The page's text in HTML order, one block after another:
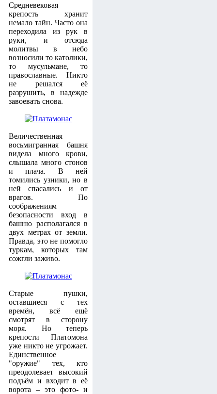
Средневековая
крепость хранит
немало тайн. Часто она
переходила из рук в
руки, и отсюда
молитвы в небо
возносили то католики,
то мусульмане, то
православные. Никто
не решался её
разрушить, в надежде
завоевать снова.
Величественная
восьмигранная башня
видела много крови,
слышала много стонов
и плача. В ней
томились узники, но в
ней спасались и от
врагов. По
соображениям
безопасности вход в
башню располагался в
двух метрах от земли.
Правда, это не помогло
туркам, которых там
сожгли заживо.
Старые пушки,
оставшиеся с тех
времён, всё ещё
смотрят в сторону
моря. Но теперь
крепости Платомона
уже никто не угрожает.
Единственное
"оружие" тех, кто
преодолевает высокий
подъём и входит в её
ворота – это фото- и